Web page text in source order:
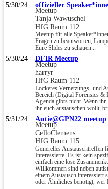
5/30/24 offizieller
Meetup
Tanja Wawuschel
HfG Raum 112
Meetup für alle
Fragen zu beantworten,
Eure Slides zu schauen...
5/30/24 DFIR Meetup
Meetup
harryr
HfG Raum 112
Lockeres Vernetzungs- und
Bereich (Digital Forensics &
Agenda gibts nicht. Wenn ihr
ihr euch austauschen wollt,
5/31/24 Autie@GPN22 meetup
Meetup
CelloClemens
HfG Raum 115
Generelles Austauschtreffen
Interessierte. Es ist kein
einfach eine lose
Willkommen sind neben
einem Austausch interessiert
oder Ähnliches benötigt, wer